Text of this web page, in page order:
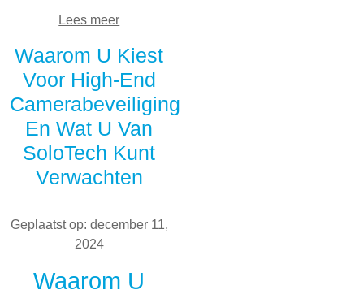
Lees meer
Waarom U Kiest
Voor High-End
Camerabeveiliging
En Wat U Van
SoloTech Kunt
Verwachten
Geplaatst op: december 11,
2024
Waarom U